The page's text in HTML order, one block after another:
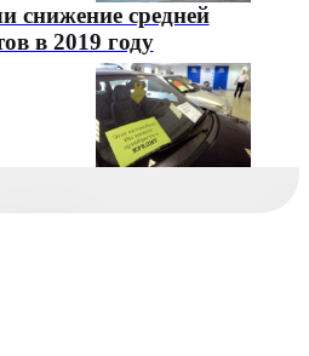
снижение средней
в 2019 году